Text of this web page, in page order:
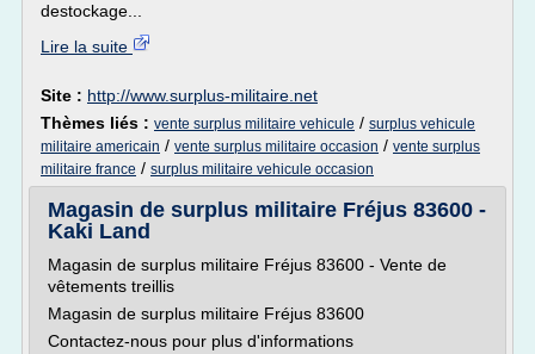
destockage...
Lire la suite
Site : http://www.surplus-militaire.net
Thèmes liés : vente surplus militaire vehicule / surplus vehicule
militaire americain / vente surplus militaire occasion / vente surplus
militaire france / surplus militaire vehicule occasion
Magasin de surplus militaire Fréjus 83600 -
Kaki Land
Magasin de surplus militaire Fréjus 83600 - Vente de
vêtements treillis
Magasin de surplus militaire Fréjus 83600
Contactez-nous pour plus d'informations